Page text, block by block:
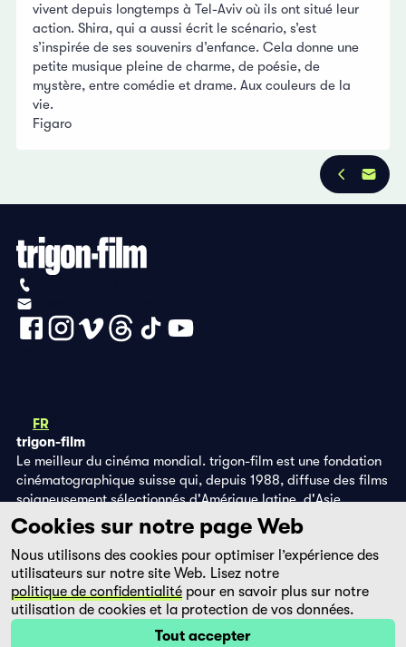
vivent depuis longtemps à Tel-Aviv où ils ont situé leur
action. Shira, qui a aussi écrit le scénario, s’est
s’inspirée de ses souvenirs d’enfance. Cela donne une
petite musique pleine de charme, de poésie, de
mystère, entre comédie et drame. Aux couleurs de la
vie.
Figaro
FR
trigon-film
Le meilleur du cinéma mondial. trigon-film est une fondation
cinématographique suisse qui, depuis 1988, diffuse des films
soigneusement sélectionnés d'Amérique latine, d'Asie,
d'Afrique et d'Europe de l'Est, dans les salles de cinéma,
grâce à ses propres éditions DVD et sur la plateforme de
streaming filmingo.
Cookies sur notre page Web
Nous utilisons des cookies pour optimiser l’expérience des
utilisateurs sur notre site Web. Lisez notre
politique de confidentialité pour en savoir plus sur notre
utilisation de cookies et la protection de vos données.
Tout accepter